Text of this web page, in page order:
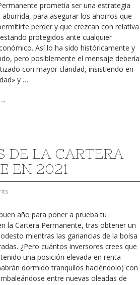
prometía ser una estrategia
aburrida, para asegurar los ahorros que
perder y que crezcan con relativa
protegidos ante cualquier
Así lo ha sido históricamente y
pero posiblemente el mensaje debería
con mayor claridad, insistiendo en
y …
DE LA CARTERA
EN 2021
año para poner a prueba tu
la Cartera Permanente, tras obtener un
mientras las ganancias de la bolsa
¿Pero cuántos inversores crees que
una posición elevada en renta
dormido tranquilos haciéndolo) con
entre nuevas oleadas de